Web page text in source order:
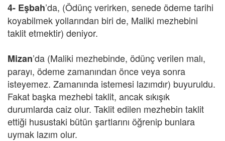
4- Eşbah’da, (Ödünç verirken, senede ödeme tarihi
koyabilmek yollarından biri de, Maliki mezhebini
taklit etmektir) deniyor.
Mizan’da (Maliki mezhebinde, ödünç verilen malı,
parayı, ödeme zamanından önce veya sonra
isteyemez. Zamanında istemesi lazımdır) buyuruldu.
Fakat başka mezhebi taklit, ancak sıkışık
durumlarda caiz olur. Taklit edilen mezhebin taklit
ettiği husustaki bütün şartlarını öğrenip bunlara
uymak lazım olur.